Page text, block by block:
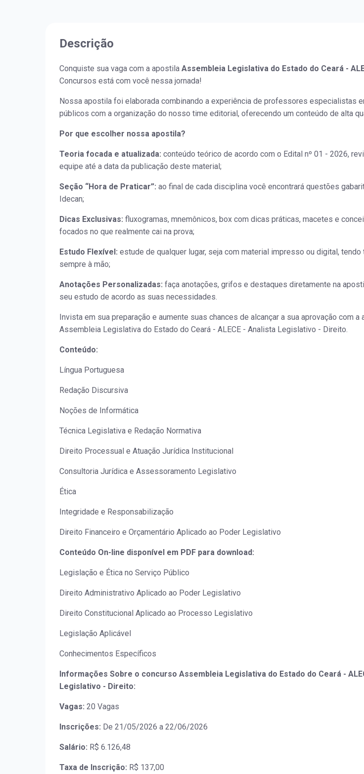
Descrição
Conquiste sua vaga com a apostila Assembleia Legislativa do Estado do Ceará -
Concursos está com você nessa jornada!
Nossa apostila foi elaborada combinando a experiência de professores especialistas
públicos com a organização do nosso time editorial, oferecendo um conteúdo de alta
Por que escolher nossa apostila?
Teoria focada e atualizada: conteúdo teórico de acordo com o Edital nº 01 - 2026,
equipe até a data da publicação deste material;
Seção “Hora de Praticar”: ao final de cada disciplina você encontrará questões
Idecan;
Dicas Exclusivas: fluxogramas, mnemônicos, box com dicas práticas, macetes e
focados no que realmente cai na prova;
Estudo Flexível: estude de qualquer lugar, seja com material impresso ou digital, tendo
sempre à mão;
Anotações Personalizadas: faça anotações, grifos e destaques diretamente na
seu estudo de acordo as suas necessidades.
Invista em sua preparação e aumente suas chances de alcançar a sua aprovação com a
Assembleia Legislativa do Estado do Ceará - ALECE - Analista Legislativo - Direito.
Conteúdo:
Língua Portuguesa
Redação Discursiva
Noções de Informática
Técnica Legislativa e Redação Normativa
Direito Processual e Atuação Jurídica Institucional
Consultoria Jurídica e Assessoramento Legislativo
Ética
Integridade e Responsabilização
Direito Financeiro e Orçamentário Aplicado ao Poder Legislativo
Conteúdo On-line disponível em PDF para download:
Legislação e Ética no Serviço Público
Direito Administrativo Aplicado ao Poder Legislativo
Direito Constitucional Aplicado ao Processo Legislativo
Legislação Aplicável
Conhecimentos Específicos
Informações Sobre o concurso Assembleia Legislativa do Estado do Ceará -
Legislativo - Direito:
Vagas: 20 Vagas
Inscrições: De 21/05/2026 a 22/06/2026
Salário: R$ 6.126,48
Taxa de Inscrição: R$ 137,00